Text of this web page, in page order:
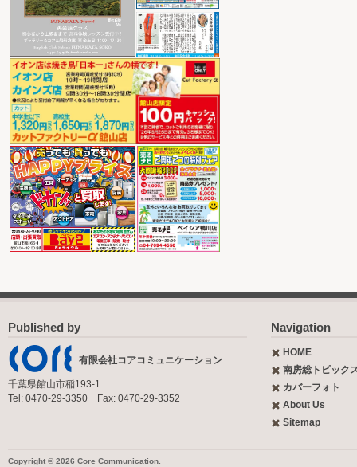
Published by
有限会社コアコミュニケーション
千葉県館山市稲193-1
Tel: 0470-29-3350 Fax: 0470-29-3352
Navigation
HOME
南房総トピック
カバーフォト
About Us
Sitemap
Copyright © 2026 Core Communication.